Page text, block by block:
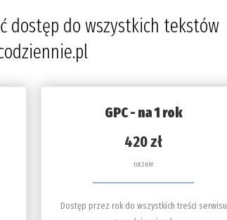
dostęp do wszystkich tekstów
GPC - na 1 rok
420 zł
rocznie
Dostęp przez rok do wszystkich treści serwisu